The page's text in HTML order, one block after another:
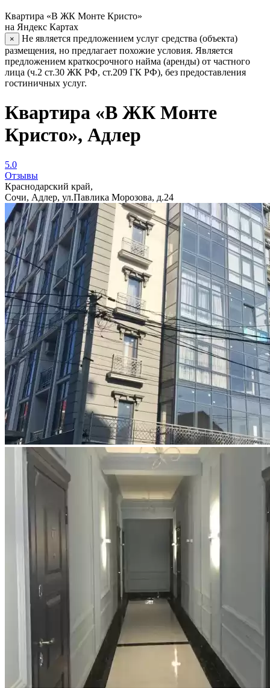
Квартира «В ЖК Монте Кристо»
на Яндекс Картах
×
Не является предложением услуг средства (объекта)
размещения, но предлагает похожие условия. Является
предложением краткосрочного найма (аренды) от частного
лица (ч.2 ст.30 ЖК РФ, ст.209 ГК РФ), без предоставления
гостиничных услуг.
Квартира «В ЖК Монте
Кристо», Адлер
5.0
Отзывы
Краснодарский край,
Сочи, Адлер, ул.Павлика Морозова, д.24